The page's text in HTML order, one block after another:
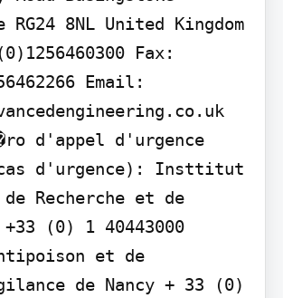
RG24 8NL United Kingdom
Fax:
Email:
d'appel d'urgence
d'urgence): Insttitut
Recherche et de
(0) 1 40443000
et de
de Nancy + 33 (0)